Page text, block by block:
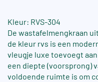
Kleur: RVS-304
De wastafelmengkraan
de kleur rvs is een
vleugje luxe toevoegt
een diepte (voorsprong)
voldoende ruimte is om